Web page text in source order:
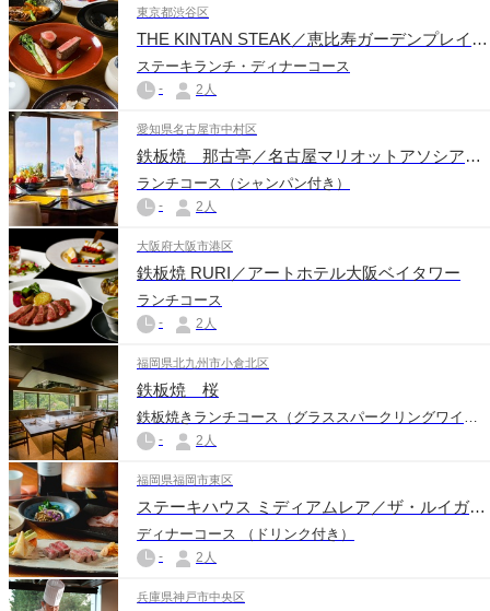
東京都渋谷区
THE KINTAN STEAK／恵比寿ガーデンプレイスタワー
ステーキランチ・ディナーコース
- 2人
愛知県名古屋市中村区
鉄板焼 那古亭／名古屋マリオットアソシアホテル
ランチコース（シャンパン付き）
- 2人
大阪府大阪市港区
鉄板焼 RURI／アートホテル大阪ベイタワー
ランチコース
- 2人
福岡県北九州市小倉北区
鉄板焼 桜
鉄板焼きランチコース（グラススパークリングワイン付き）
- 2人
福岡県福岡市東区
ステーキハウス ミディアムレア／ザ・ルイガンズ スパ＆リゾート
ディナーコース （ドリンク付き）
- 2人
兵庫県神戸市中央区